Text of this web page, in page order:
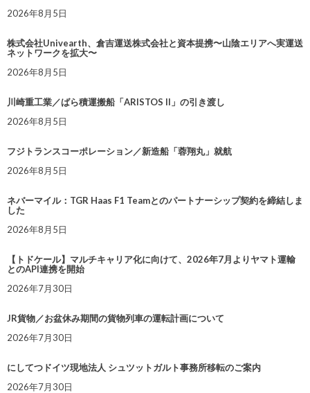
2026年8月5日
株式会社Univearth、倉吉運送株式会社と資本提携〜山陰エリアへ実運送
ネットワークを拡大〜
2026年8月5日
川崎重工業／ばら積運搬船「ARISTOS II」の引き渡し
2026年8月5日
フジトランスコーポレーション／新造船「蓉翔丸」就航
2026年8月5日
ネバーマイル：TGR Haas F1 Teamとのパートナーシップ契約を締結しま
した
2026年8月5日
【トドケール】マルチキャリア化に向けて、2026年7月よりヤマト運輸
とのAPI連携を開始
2026年7月30日
JR貨物／お盆休み期間の貨物列車の運転計画について
2026年7月30日
にしてつドイツ現地法人 シュツットガルト事務所移転のご案内
2026年7月30日